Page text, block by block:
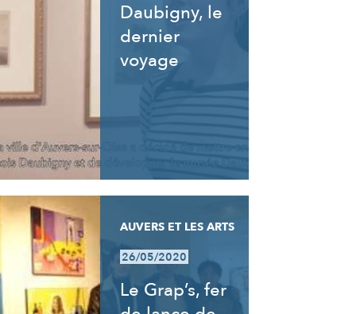
Daubigny, le
dernier
voyage
AUVERS ET LES ARTS
26/05/2020
Le Grap’s, fer